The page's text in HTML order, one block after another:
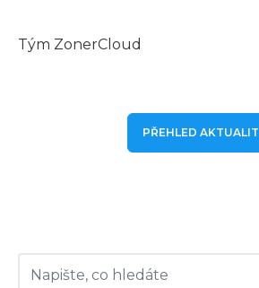
Tým ZonerCloud
PŘEHLED AKTUALIT